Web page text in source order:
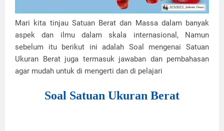
Mari kita tinjau Satuan Berat dan Massa dalam banyak
aspek dan ilmu dalam skala internasional, Namun
sebelum itu berikut ini adalah Soal mengenai Satuan
Ukuran Berat juga termasuk jawaban dan pembahasan
agar mudah untuk di mengerti dan di pelajari
Soal Satuan Ukuran Berat